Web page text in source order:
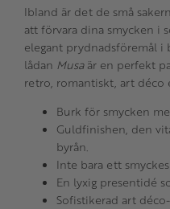
Ibland är det de små
att förvara dina smycken i
elegant prydnadsföremål i
lådan Musaär en perfekt
retro, romantiskt, art déco
Burk för smycken
Guldfinishen, den
byrån.
Inte bara ett
En lyxig presentidé
Sofistikerad art